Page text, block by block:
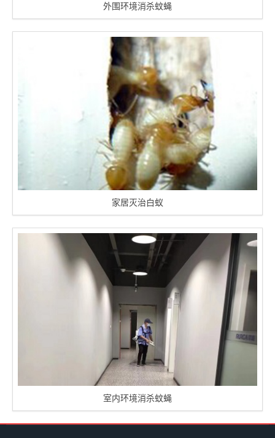
外围环境消杀蚊蝇
家居灭治白蚁
室内环境消杀蚊蝇